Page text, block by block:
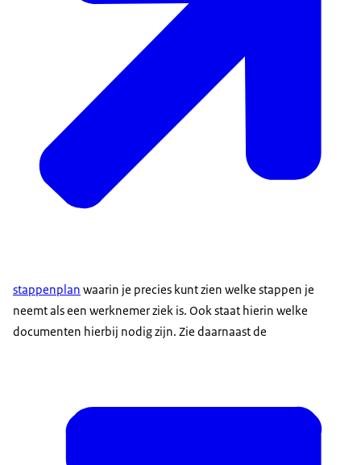
stappenplan waarin je precies kunt zien welke stappen je
neemt als een werknemer ziek is. Ook staat hierin welke
documenten hierbij nodig zijn. Zie daarnaast de